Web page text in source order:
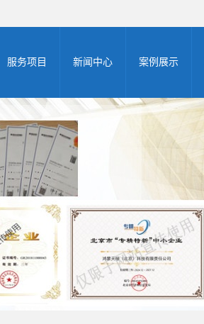
服务项目
商标申请
双软认证
体系认证
AAA认证
新闻中心
公司新闻
案例展示
高新企业证书
zhuanli商标申请证
体系认证证书
AAA认证证书
创新型中小企业